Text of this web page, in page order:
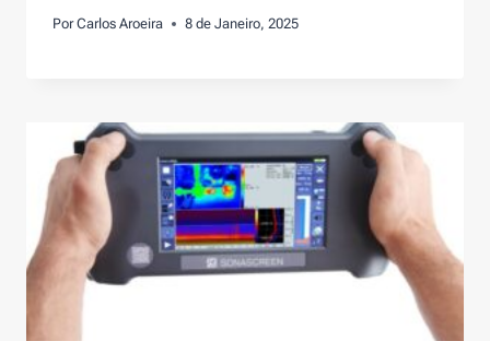
Por Carlos Aroeira 8 de Janeiro, 2025